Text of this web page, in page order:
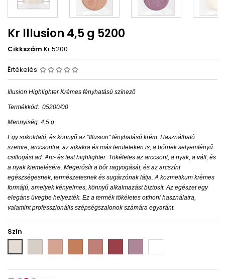
Kr Illusion 4,5 g 5200
Cikkszám Kr 5200
Értékelés
Illusion Highlighter Krémes fényhatású színező
Termékkód: 05200/00
Mennyiség: 4,5 g
Egy sokoldalú, és könnyű az "Illusion" fényhatású krém. Használható
szemre, arccsontra, az ajkakra és más területeken is, a bőrnek selyemfényű
csillogást ad. Arc- és test highlighter. Tökéletes az arccsont, a nyak, a váll, és
a nyak kiemelésére. Megerősíti a bőr ragyogását, és az arcszínt
egészségesnek, természetesnek és sugárzónak látja. A kozmetikum krémes
formájú, amelyek kényelmes, könnyű alkalmazást biztosít. Az egészet egy
elegáns üvegbe helyezték. Ez a termék tökéletes otthoni használatra,
valamint professzionális szépségszalonok számára egyaránt.
Szín